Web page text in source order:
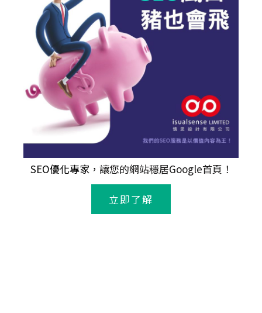
SEO優化專家，讓您的網站穩居Google首頁！
立即了解